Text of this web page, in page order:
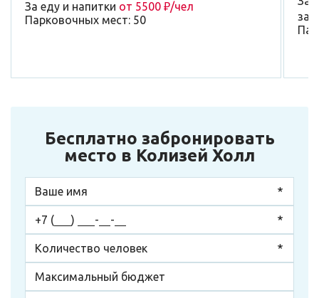
За еду и напитки от 5500 ₽/чел
Парковочных мест: 50
Бесплатно забронировать
место в Колизей Холл